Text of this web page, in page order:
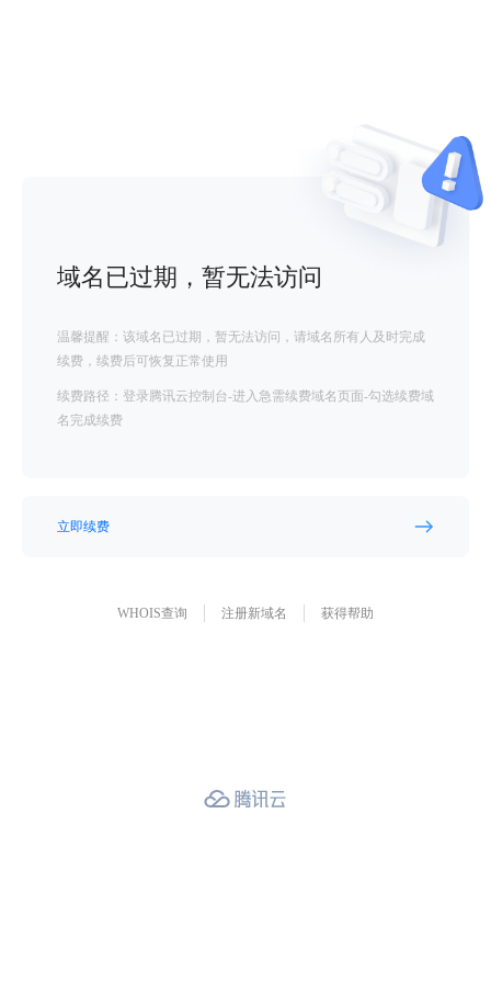
域名已过期，暂无法访问
温馨提醒：该域名已过期，暂无法访问，请域名所有人及时完成
续费，续费后可恢复正常使用
续费路径：登录腾讯云控制台-进入急需续费域名页面-勾选续费域
名完成续费
立即续费
WHOIS查询 注册新域名 获得帮助